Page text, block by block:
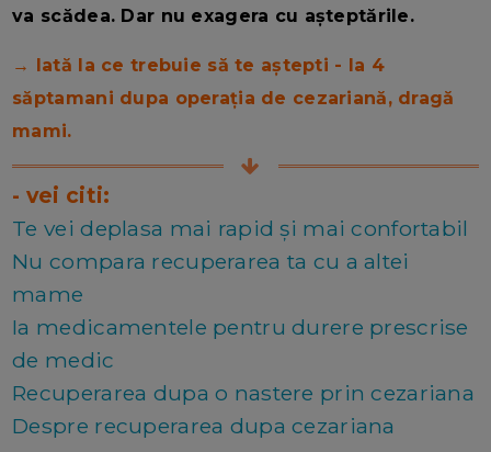
va scădea. Dar nu exagera cu așteptările.
→ Iată la ce trebuie să te aștepti - la 4
săptamani dupa operația de cezariană, dragă
mami.
- vei citi:
Te vei deplasa mai rapid și mai confortabil
Nu compara recuperarea ta cu a altei
mame
Ia medicamentele pentru durere prescrise
de medic
Recuperarea dupa o nastere prin cezariana
Despre recuperarea dupa cezariana